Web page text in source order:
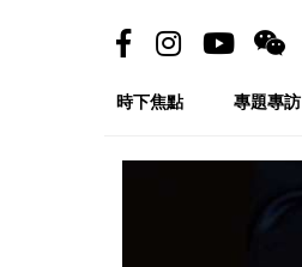
時下焦點 專題專訪